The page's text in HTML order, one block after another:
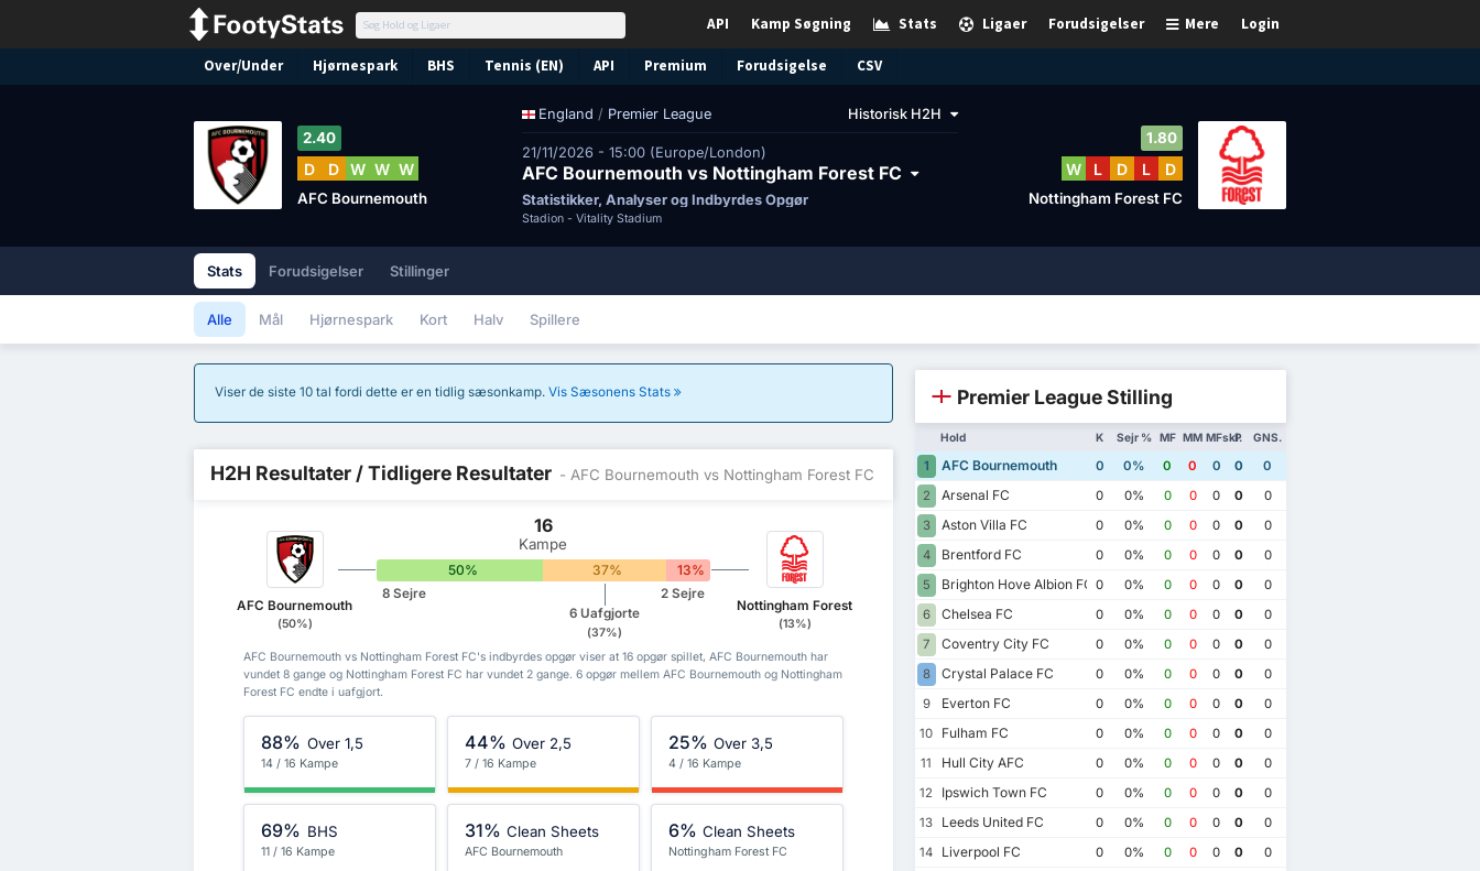
Login
Mere
Forudsigelser
Ligaer
Stats
Kamp Søgning
API
Over/Under Hjørnespark BHS Tennis (EN) API Premium Forudsigelse CSV
England / Premier League Historisk H2H
21/11/2026 - 15:00 (Europe/London)
AFC Bournemouth vs Nottingham Forest FC
Statistikker, Analyser og Indbyrdes Opgør
Stadion - Vitality Stadium
2.40
D D W W W
AFC Bournemouth
1.80
W L D L D
Nottingham Forest FC
Stats Forudsigelser Stillinger
Alle Mål Hjørnespark Kort Halv Spillere
Viser de siste 10 tal fordi dette er en tidlig sæsonkamp. Vis Sæsonens Stats
H2H Resultater / Tidligere Resultater - AFC Bournemouth vs Nottingham Forest FC
AFC Bournemouth
(50%)
16
Kampe
50% 37% 13%
8 Sejre
6 Uafgjorte
(37%)
2 Sejre
Nottingham Forest
(13%)
AFC Bournemouth vs Nottingham Forest FC's indbyrdes opgør viser at 16 opgør spillet, AFC Bournemouth har
vundet 8 gange og Nottingham Forest FC har vundet 2 gange. 6 opgør mellem AFC Bournemouth og Nottingham
Forest FC endte i uafgjort.
88% Over 1,5
14 / 16 Kampe
44% Over 2,5
7 / 16 Kampe
25% Over 3,5
4 / 16 Kampe
69% BHS
11 / 16 Kampe
31% Clean Sheets
AFC Bournemouth
6% Clean Sheets
Nottingham Forest FC
Premier League Stilling
Hold K Sejr % MF MM MFskl.
P GNS.
1 AFC Bournemouth 0 0% 0 0 0 0
0
2
Arsenal FC 0 0% 0 0 0 0
0
3
Aston Villa FC 0 0% 0 0 0 0
0
4
Brentford FC 0 0% 0 0 0 0
0
5
Brighton Hove Albion FC 0 0% 0 0 0 0
0
6
Chelsea FC 0 0% 0 0 0 0
0
7
Coventry City FC 0 0% 0 0 0 0
0
8
Crystal Palace FC 0 0% 0 0 0 0
0
9
Everton FC 0 0% 0 0 0 0
0
10
Fulham FC 0 0% 0 0 0 0
0
11
Hull City AFC 0 0% 0 0 0 0
0
12
Ipswich Town FC 0 0% 0 0 0 0
0
13
Leeds United FC 0 0% 0 0 0 0
0
14
Liverpool FC 0 0% 0 0 0 0
0